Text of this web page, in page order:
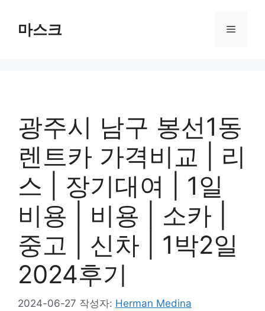
마스크 메
광주시 남구 봉선1동
렌트카 가격비교 | 리
스 | 장기대여 | 1일
비용 | 비용 | 소카 |
중고 | 신차 | 1박2일
2024후기
2024-06-27 작성자: Herman Medina